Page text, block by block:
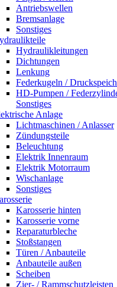
Antriebswellen
Bremsanlage
Sonstiges
Hydraulikleitungen
Dichtungen
Lenkung
Federkugeln /
HD-Pumpen /
Sonstiges
Anlage
Lichtmaschinen / Anlasser
Zündungsteile
Beleuchtung
Elektrik Innenraum
Elektrik Motorraum
Wischanlage
Sonstiges
Karosserie hinten
Karosserie vorne
Reparaturbleche
Stoßstangen
Türen / Anbauteile
Anbauteile außen
Scheiben
Zier- / Rammschutzleisten